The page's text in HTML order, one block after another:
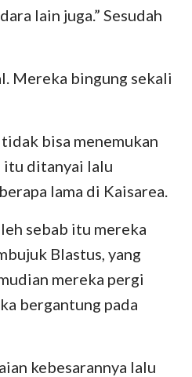
lain juga.” Sesudah
Mereka bingung sekali
bisa menemukan
itu ditanyai lalu
lama di Kaisarea.
sebab itu mereka
Blastus, yang
mereka pergi
bergantung pada
kebesarannya lalu